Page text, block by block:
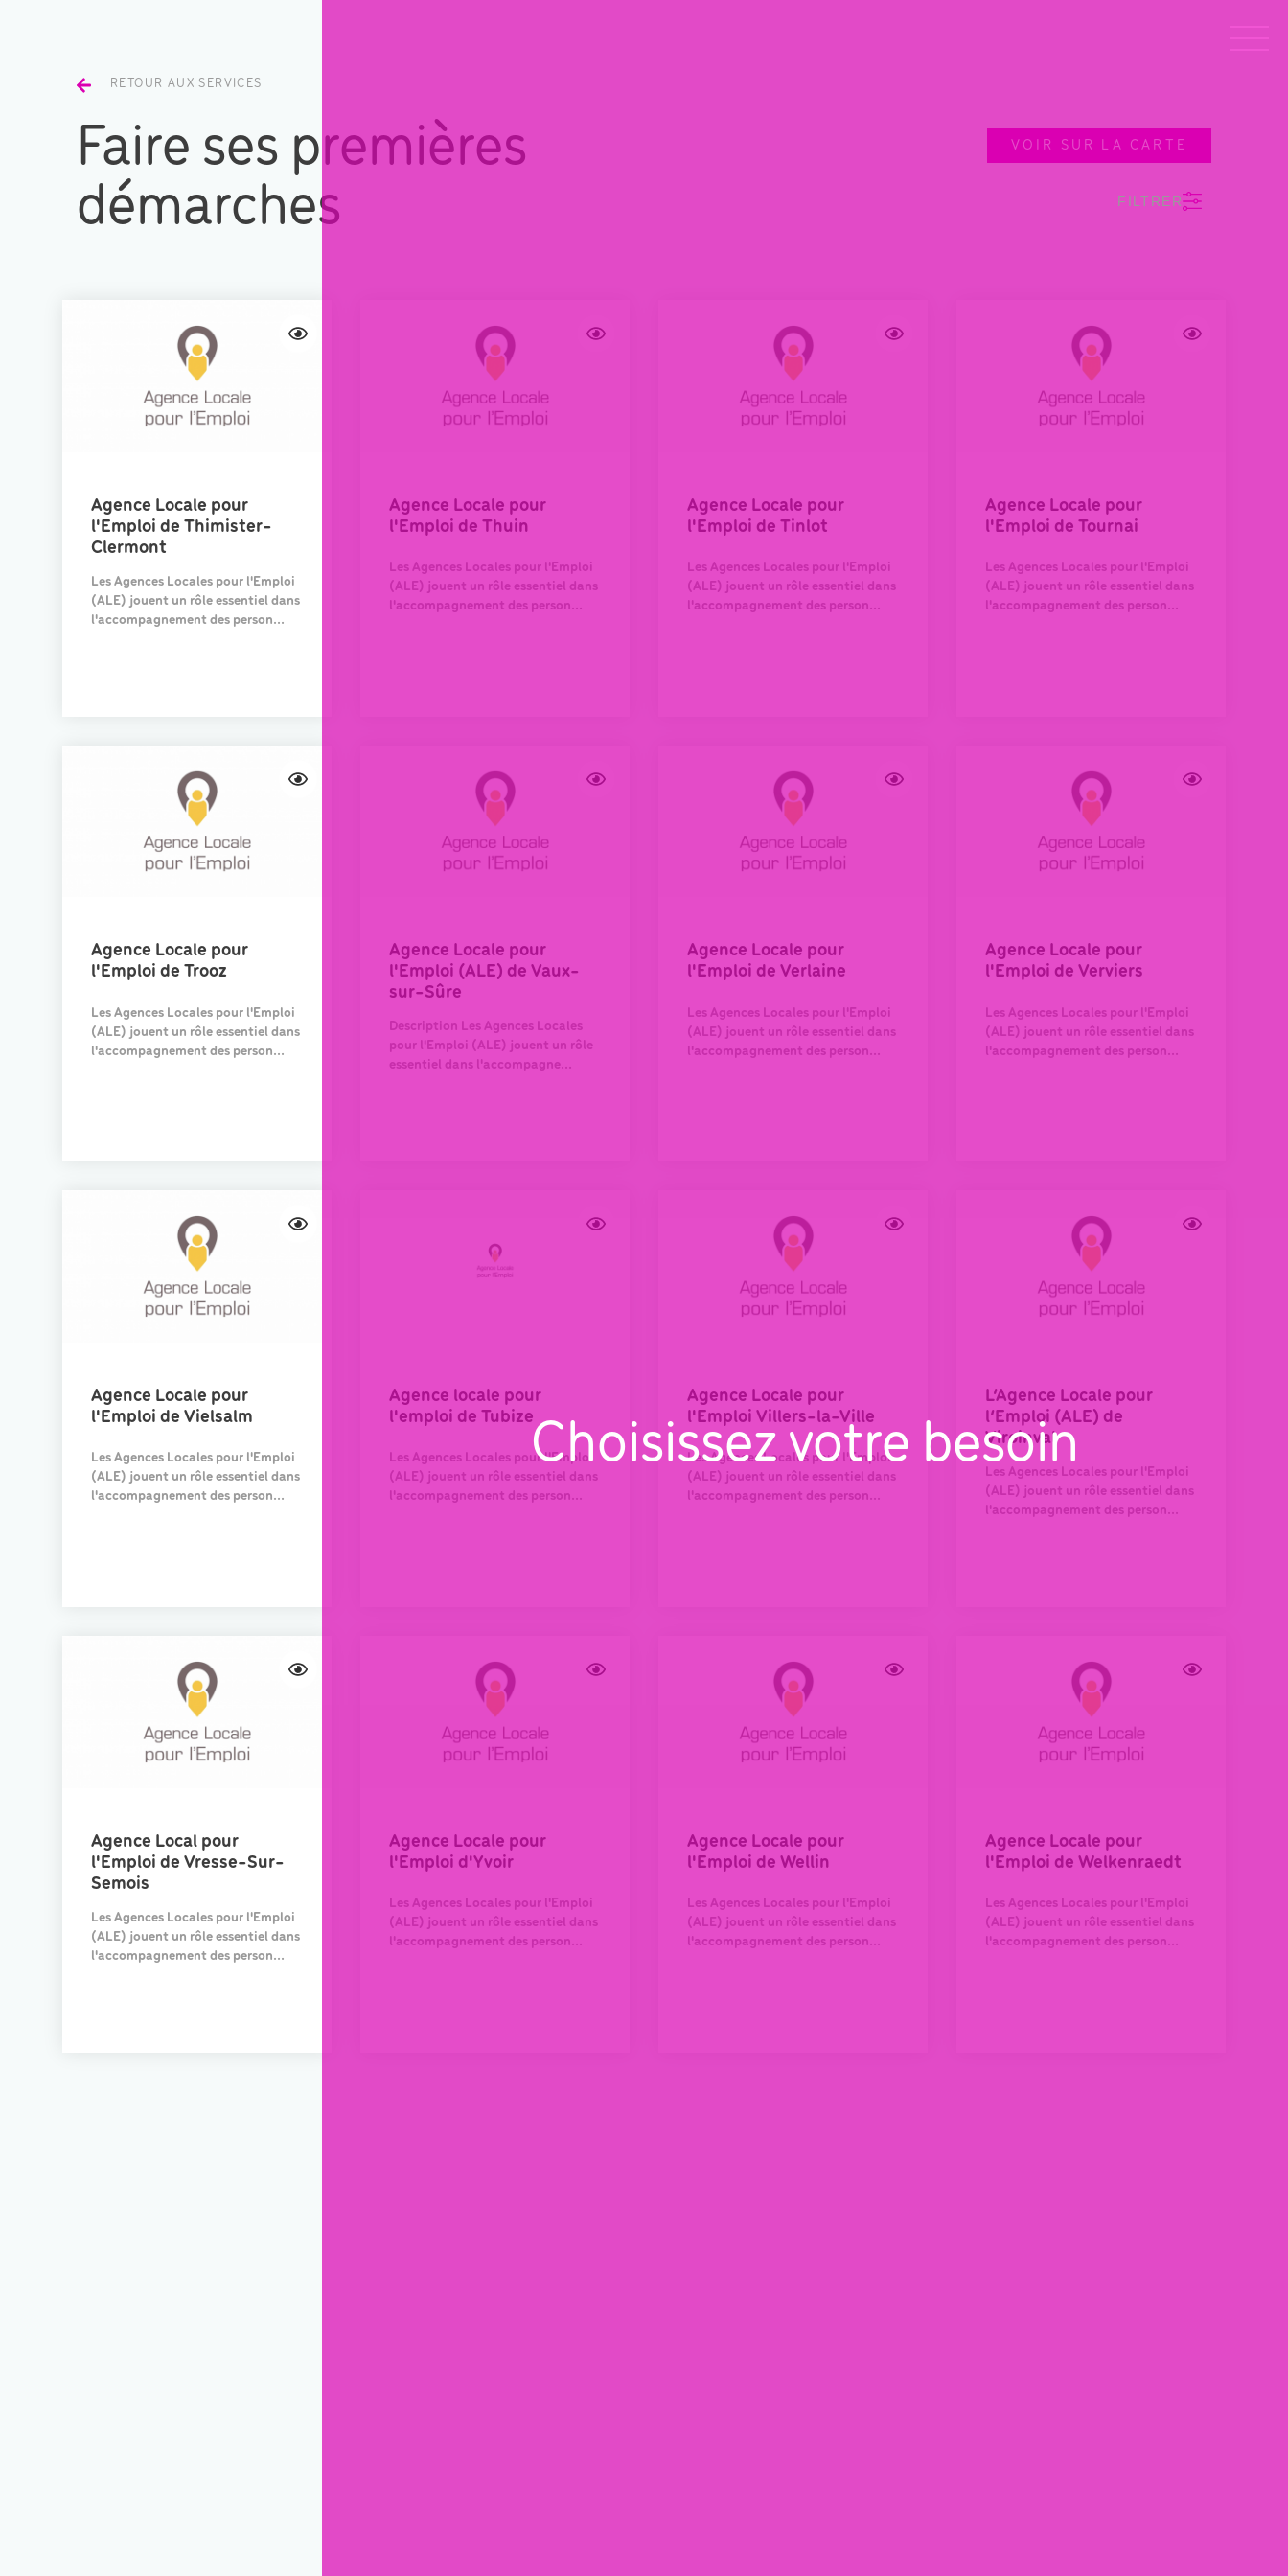
RETOUR AUX SERVICES
Faire ses premières
démarches
VOIR SUR LA CARTE
FILTRER
Agence Locale pour
l'Emploi de Thimister-
Clermont
Les Agences Locales pour l'Emploi
(ALE) jouent un rôle essentiel dans
l'accompagnement des person...
Agence Locale pour
l'Emploi de Thuin
Les Agences Locales pour l'Emploi
(ALE) jouent un rôle essentiel dans
l'accompagnement des person...
Agence Locale pour
l'Emploi de Tinlot
Les Agences Locales pour l'Emploi
(ALE) jouent un rôle essentiel dans
l'accompagnement des person...
Agence Locale pour
l'Emploi de Tournai
Les Agences Locales pour l'Emploi
(ALE) jouent un rôle essentiel dans
l'accompagnement des person...
Agence Locale pour
l'Emploi de Trooz
Les Agences Locales pour l'Emploi
(ALE) jouent un rôle essentiel dans
l'accompagnement des person...
Agence Locale pour
l'Emploi (ALE) de Vaux-
sur-Sûre
Description Les Agences Locales
pour l'Emploi (ALE) jouent un rôle
essentiel dans l'accompagne...
Agence Locale pour
l'Emploi de Verlaine
Les Agences Locales pour l'Emploi
(ALE) jouent un rôle essentiel dans
l'accompagnement des person...
Agence Locale pour
l'Emploi de Verviers
Les Agences Locales pour l'Emploi
(ALE) jouent un rôle essentiel dans
l'accompagnement des person...
Agence Locale pour
l'Emploi de Vielsalm
Les Agences Locales pour l'Emploi
(ALE) jouent un rôle essentiel dans
l'accompagnement des person...
Agence locale pour
l'emploi de Tubize
Les Agences Locales pour l'Emploi
(ALE) jouent un rôle essentiel dans
l'accompagnement des person...
Agence Locale pour
l'Emploi Villers-la-Ville
Les Agences Locales pour l'Emploi
(ALE) jouent un rôle essentiel dans
l'accompagnement des person...
L’Agence Locale pour
l’Emploi (ALE) de
Viroinval
Les Agences Locales pour l'Emploi
(ALE) jouent un rôle essentiel dans
l'accompagnement des person...
Agence Local pour
l'Emploi de Vresse-Sur-
Semois
Les Agences Locales pour l'Emploi
(ALE) jouent un rôle essentiel dans
l'accompagnement des person...
Agence Locale pour
l'Emploi d'Yvoir
Les Agences Locales pour l'Emploi
(ALE) jouent un rôle essentiel dans
l'accompagnement des person...
Agence Locale pour
l'Emploi de Wellin
Les Agences Locales pour l'Emploi
(ALE) jouent un rôle essentiel dans
l'accompagnement des person...
Agence Locale pour
l'Emploi de Welkenraedt
Les Agences Locales pour l'Emploi
(ALE) jouent un rôle essentiel dans
l'accompagnement des person...
Choisissez votre besoin